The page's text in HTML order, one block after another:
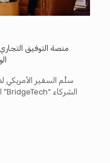
سلَّم السفير الأمريكي
الشركاء “BridgeTech” الممولة من الولايات المتحدة إلى غرفة التجارة